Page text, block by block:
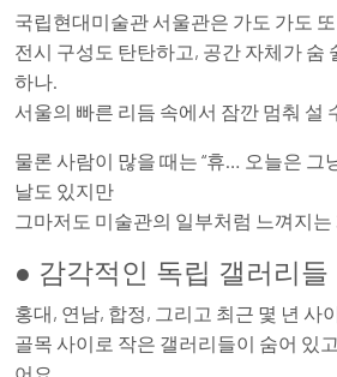
국립현대미술관 서울관은 가도 가도
전시 구성도 탄탄하고, 공간 자체가 숨
하나.
서울의 빠른 리듬 속에서 잠깐 멈춰 설
물론 사람이 많을 때는 “휴… 오늘은 그
날도 있지만
그마저도 미술관의 일부처럼 느껴지
● 감각적인 독립 갤러리들
홍대, 연남, 합정, 그리고 최근 몇 년 사
골목 사이로 작은 갤러리들이 숨어 있